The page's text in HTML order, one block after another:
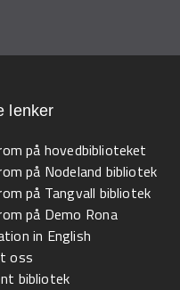
lenker
på hovedbiblioteket
på Nodeland bibliotek
på Tangvall bibliotek
på Demo Rona
in English
oss
bibliotek